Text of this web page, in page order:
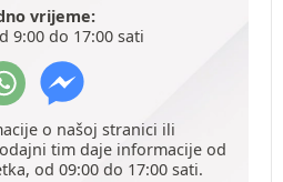
vrijeme:
9:00 do 17:00 sati
o našoj stranici ili
tim daje informacije od
od 09:00 do 17:00 sati.